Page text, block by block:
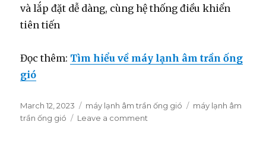
và lắp đặt dễ dàng, cùng hệ thống điều khiển
tiên tiến
Đọc thêm: Tìm hiểu về máy lạnh âm trần ống
gió
Posted
on
March 12, 2023 Categories
máy lạnh âm trần ống gió Tags
máy lạnh âm
trần ống gió
Leave a comment